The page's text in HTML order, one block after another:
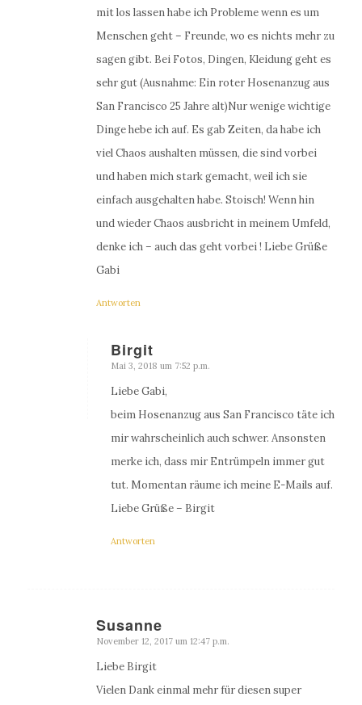
mit los lassen habe ich Probleme wenn es um
Menschen geht – Freunde, wo es nichts mehr zu
sagen gibt. Bei Fotos, Dingen, Kleidung geht es
sehr gut (Ausnahme: Ein roter Hosenanzug aus
San Francisco 25 Jahre alt)Nur wenige wichtige
Dinge hebe ich auf. Es gab Zeiten, da habe ich
viel Chaos aushalten müssen, die sind vorbei
und haben mich stark gemacht, weil ich sie
einfach ausgehalten habe. Stoisch! Wenn hin
und wieder Chaos ausbricht in meinem Umfeld,
denke ich – auch das geht vorbei ! Liebe Grüße
Gabi
Antworten
Birgit
sagte:
Mai 3, 2018 um 7:52 p.m.
Liebe Gabi,
beim Hosenanzug aus San Francisco täte ich
mir wahrscheinlich auch schwer. Ansonsten
merke ich, dass mir Entrümpeln immer gut
tut. Momentan räume ich meine E-Mails auf.
Liebe Grüße – Birgit
Antworten
Susanne
sagte:
November 12, 2017 um 12:47 p.m.
Liebe Birgit
Vielen Dank einmal mehr für diesen super